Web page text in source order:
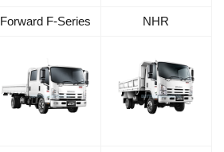
Forward F-Series NHR